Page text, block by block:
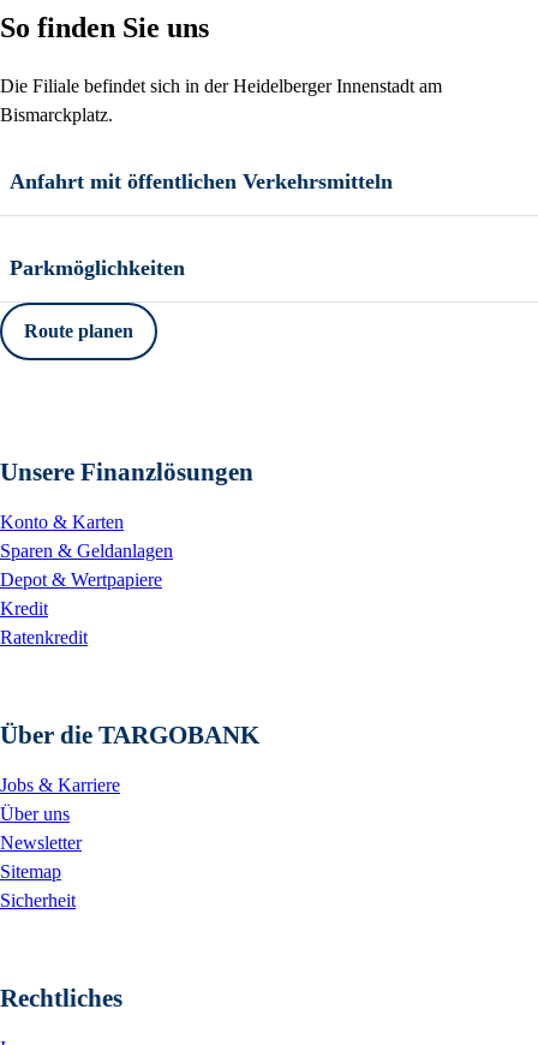
So finden Sie uns
Die Filiale befindet sich in der Heidelberger Innenstadt am
Bismarckplatz.
Anfahrt mit öffentlichen Verkehrsmitteln
Parkmöglichkeiten
Route planen
Unsere Finanzlösungen
Konto & Karten
Sparen & Geldanlagen
Depot & Wertpapiere
Kredit
Ratenkredit
Über die TARGOBANK
Jobs & Karriere
Über uns
Newsletter
Sitemap
Sicherheit
Rechtliches